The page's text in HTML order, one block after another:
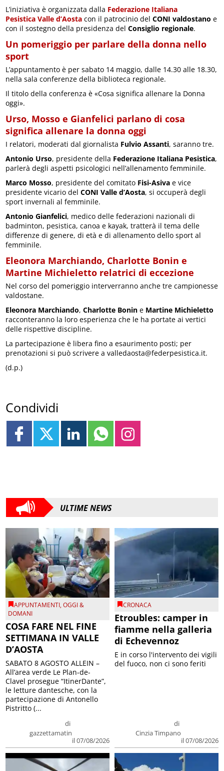
L’iniziativa è organizzata dalla Federazione Italiana
Pesistica Valle d’Aosta con il patrocinio delCONI valdostano e
con il sostegno della presidenza delConsiglio regionale.
Un pomeriggio per parlare della donna nello
sport
L’appuntamento è per sabato 14 maggio, dalle 14.30 alle 18.30,
nella sala conferenze della biblioteca regionale.
Il titolo della conferenza è «Cosa significa allenare la Donna
oggi».
Urso, Mosso e Gianfelici parlano di cosa
significa allenare la donna oggi
I relatori, moderati dal giornalista Fulvio Assanti, saranno tre.
Antonio Urso, presidente della Federazione Italiana Pesistica,
parlerà degli aspetti psicologici nell’allenamento femminile.
Marco Mosso, presidente del comitato Fisi-Asiva e vice
presidente vicario delCONI Valle d’Aosta, si occuperà degli
sport invernali al femminile.
Antonio Gianfelici, medico delle federazioni nazionali di
badminton, pesistica, canoa e kayak, tratterà il tema delle
differenze di genere, di età e di allenamento dello sport al
femminile.
Eleonora Marchiando, Charlotte Bonin e
Martine Michieletto relatrici di eccezione
Nel corso del pomeriggio interverranno anche tre campionesse
valdostane.
Eleonora Marchiando,Charlotte Bonin e Martine Michieletto
racconteranno la loro esperienza che le ha portate ai vertici
delle rispettive discipline.
La partecipazione è libera fino a esaurimento posti; per
prenotazioni si può scrivere a valledaosta@federpesistica.it.
(d.p.)
Condividi
ULTIME NEWS
APPUNTAMENTI,OGGI &
DOMANI
COSA FARE NEL FINE
SETTIMANA IN VALLE
D’AOSTA
di
gazzettamatin
il 07/08/2026
SABATO 8 AGOSTO ALLEIN –
All’area verde Le Plan-de-
Clavel prosegue “ItinerDante”,
le letture dantesche, con la
partecipazione di Antonello
Pistritto (...
CRONACA
Etroubles: camper in
fiamme nella galleria
di Echevennoz
di
Cinzia Timpano
il 07/08/2026
E in corso l'intervento dei vigili
del fuoco, non ci sono feriti